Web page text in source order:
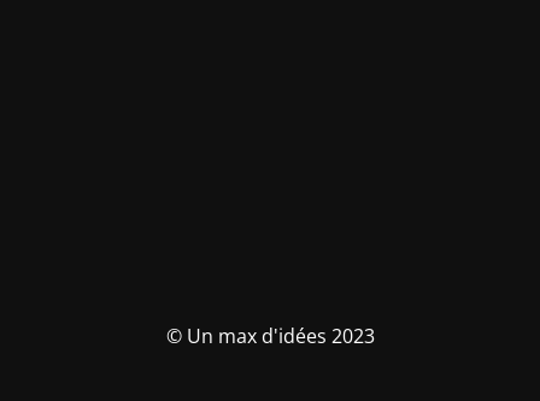
© Un max d'idées 2023